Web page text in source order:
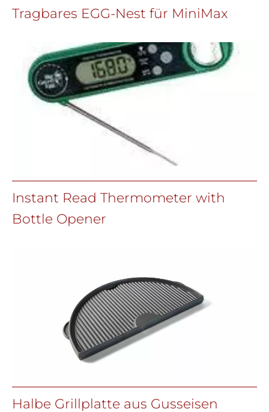
Tragbares EGG-Nest für MiniMax
Instant Read Thermometer with
Bottle Opener
Halbe Grillplatte aus Gusseisen